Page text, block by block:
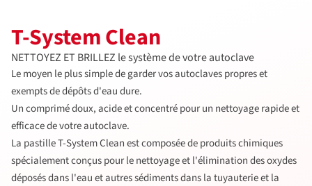
T-System Clean
NETTOYEZ ET BRILLEZ le système de votre autoclave
Le moyen le plus simple de garder vos autoclaves propres et
exempts de dépôts d'eau dure.
Un comprimé doux, acide et concentré pour un nettoyage rapide et
efficace de votre autoclave.
La pastille T-System Clean est composée de produits chimiques
spécialement conçus pour le nettoyage et l'élimination des oxydes
déposés dans l'eau et autres sédiments dans la tuyauterie et la